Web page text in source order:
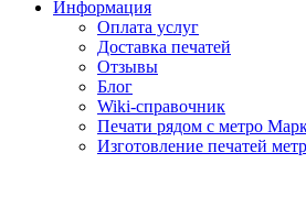
Информация
Оплата услуг
Доставка печатей
Отзывы
Блог
Wiki-справочник
Печати рядом с метро
Изготовление печатей